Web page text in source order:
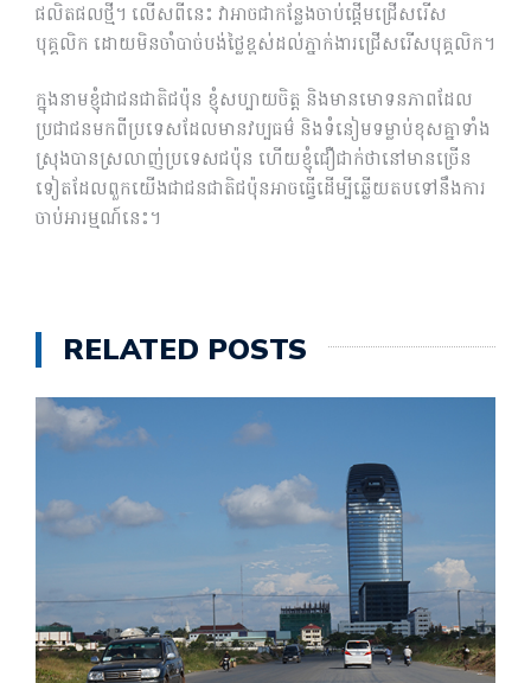
ផលិតផលថ្មី។ លើសពីនេះ វាអាចជាកន្លែងចាប់ផ្តើមជ្រើសរើស
បុគ្គលិក ដោយមិនចាំបាច់បង់ថ្លៃខ្ពស់ដល់ភ្នាក់ងារជ្រើសរើសបុគ្គលិក។
ក្នុងនាមខ្ញុំជាជនជាតិជប៉ុន ខ្ញុំសប្បាយចិត្ត និងមានមោទនភាពដែល
ប្រជាជនមកពីប្រទេសដែលមានវប្បធម៌ និងទំនៀមទម្លាប់ខុសគ្នាទាំង
ស្រុងបានស្រលាញ់ប្រទេសជប៉ុន ហើយខ្ញុំជឿជាក់ថានៅមានច្រើន
ទៀតដែលពួកយើងជាជនជាតិជប៉ុនអាចធ្វើដើម្បីឆ្លើយតបទៅនឹងការ
ចាប់អារម្មណ៍នេះ។
RELATED POSTS